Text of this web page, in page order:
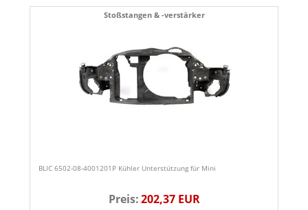
Stoßstangen & -verstärker
BLIC 6502-08-4001201P Kühler Unterstützung für Mini
Preis:202,37 EUR